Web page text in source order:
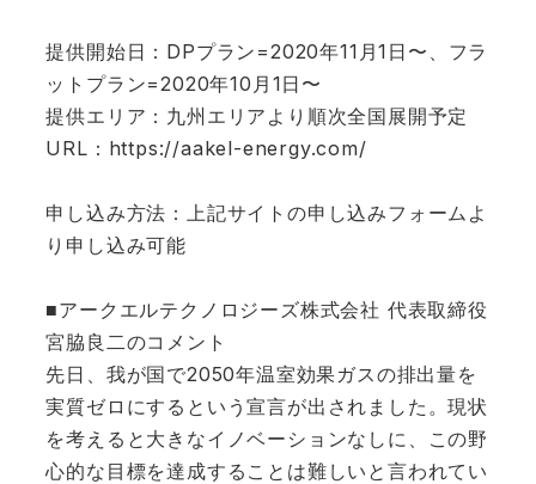
提供開始日：DPプラン=2020年11月1日〜、フラ
ットプラン=2020年10月1日〜
提供エリア：九州エリアより順次全国展開予定
URL： https://aakel-energy.com/
申し込み方法：上記サイトの申し込みフォームよ
り申し込み可能
■アークエルテクノロジーズ株式会社 代表取締役
宮脇良二のコメント
先日、我が国で2050年温室効果ガスの排出量を
実質ゼロにするという宣言が出されました。現状
を考えると大きなイノベーションなしに、この野
心的な目標を達成することは難しいと言われてい